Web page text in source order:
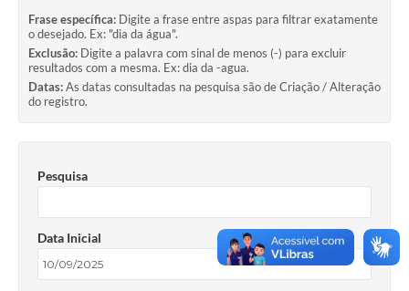
Fale Conosco
Leis Municipais
Legislação
Serviços Online
Transparência
Frase específica: Digite a frase entre aspas para filtrar exatamente
o desejado. Ex: "dia da água".
Exclusão: Digite a palavra com sinal de menos (-) para excluir
resultados com a mesma. Ex: dia da -agua.
Datas:As datas consultadas na pesquisa são de Criação / Alteração
do registro.
Pesquisa
Data Inicial